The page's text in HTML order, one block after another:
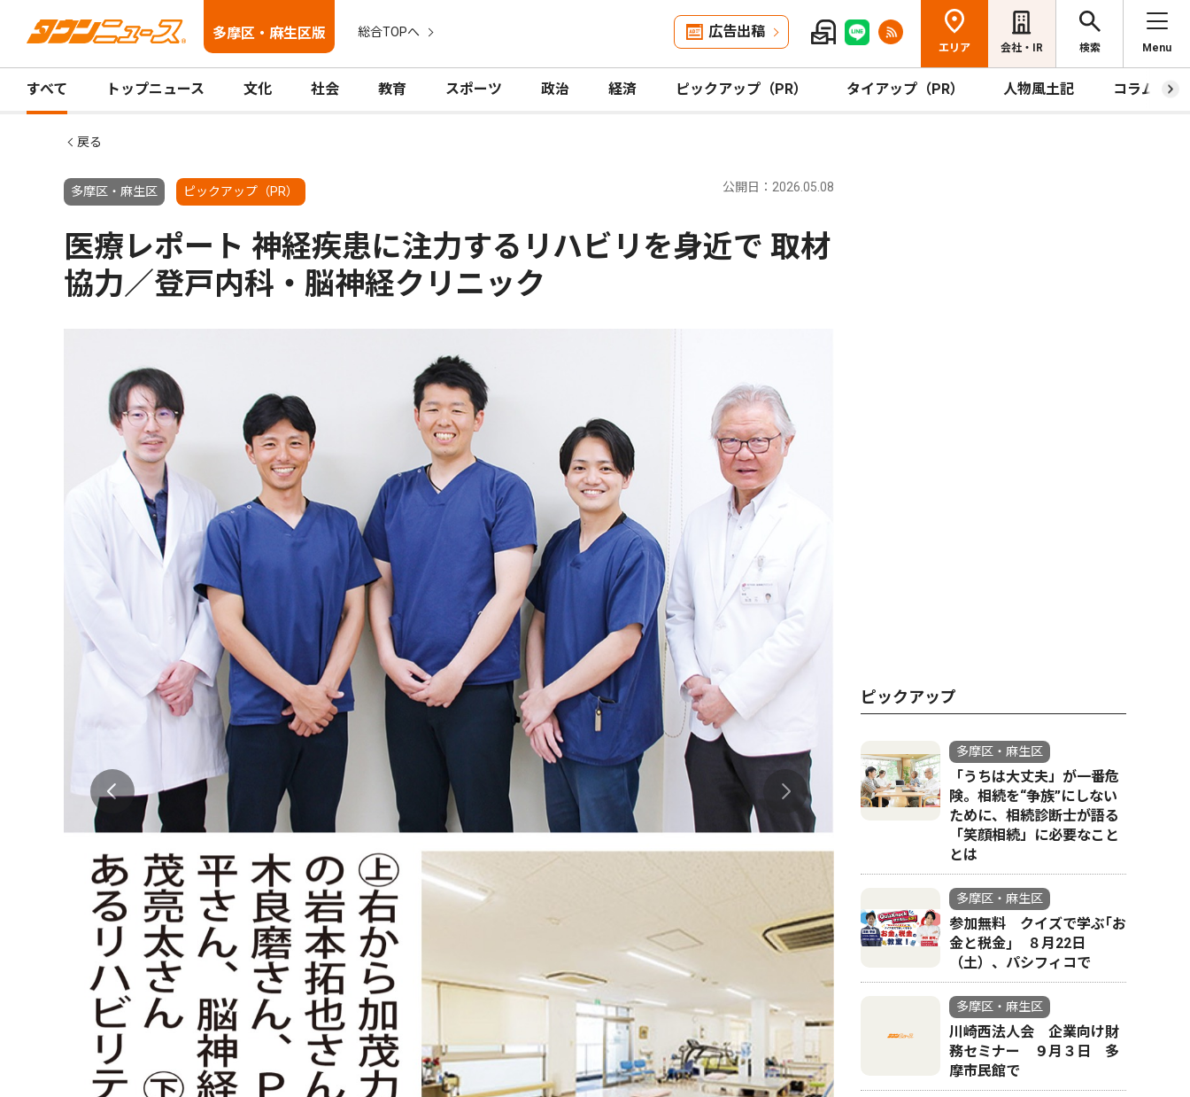
多摩区・麻生区版 総合TOPへ 広告出稿
エリア 会社・IR 検索 Menu
すべて トップニュース 文化 社会 教育 スポーツ 政治 経済 ピックアップ（PR） タイアップ（PR） 人物風土記 コラム
戻る
多摩区・麻生区 ピックアップ（PR） 公開日：2026.05.08
医療レポート 神経疾患に注力するリハビリを身近で 取材
協力／登戸内科・脳神経クリニック
ピックアップ
多摩区・麻生区
「うちは大丈夫」が一番危
険。相続を“争族”にしない
ために、相続診断士が語る
「笑顔相続」に必要なこと
とは
多摩区・麻生区
参加無料 クイズで学ぶ｢お
金と税金｣ ８月22日
（土）、パシフィコで
多摩区・麻生区
川崎西法人会 企業向け財
務セミナー ９月３日 多
摩市民館で